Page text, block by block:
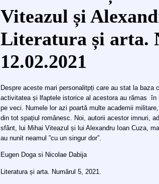
Viteazul și
Literatura și arta.
12.02.2021
Despre aceste mari personalitpți care au stat la
activitatea și lfaptele istorice al acestora au rămas
pe veci. Numele lor azi poartă multe academii
din tot spațiul românesc. Noi, autorii acestor imnuri,
sfânt, lui Mihai Viteazul și lui Alexandru Ioan Cuza,
au nunit neamul ”cu un singur dor”.
Eugen Doga si Nicolae Dabija
Literatura și arta. Numărul 5, 2021.